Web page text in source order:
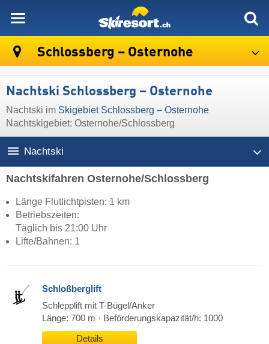
Schlossberg – Osternohe
Nachtski Schlossberg – Osternohe
Nachtski im Skigebiet Schlossberg – Osternohe
Nachtskigebiet: Osternohe/Schlossberg
Nachtski
Nachtskifahren Osternohe/Schlossberg
Länge Flutlichtpisten: 1 km
Betriebszeiten:
Täglich bis 21:00 Uhr
Lifte/Bahnen: 1
Schloßberglift
Schlepplift mit T-Bügel/Anker
Länge: 700 m · Beförderungskapazität/h: 1000
Details